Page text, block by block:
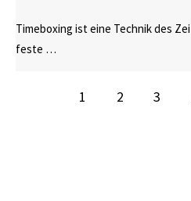
Timeboxing ist eine Technik des
feste …
1 2 3